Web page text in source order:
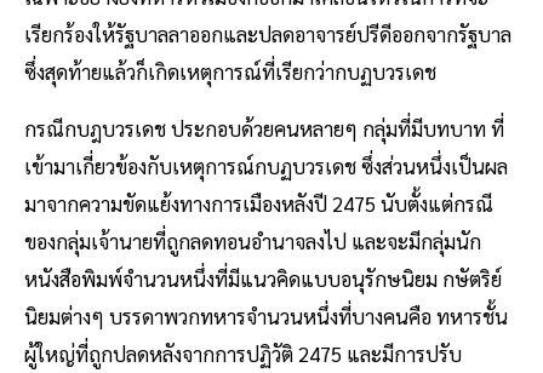
เรียกร้องให้รัฐบาลลาออกและปลดอาจารย์ปรีดีออกจากรัฐบาล
ซึ่งสุดท้ายแล้วก็เกิดเหตุการณ์ที่เรียกว่ากบฏบวรเดช
กรณีกบฎบวรเดช ประกอบด้วยคนหลายๆ กลุ่มที่มีบทบาท ที่
เข้ามาเกี่ยวข้องกับเหตุการณ์กบฏบวรเดช ซึ่งส่วนหนึ่งเป็นผล
มาจากความขัดแย้งทางการเมืองหลังปี 2475 นับตั้งแต่กรณี
ของกลุ่มเจ้านายที่ถูกลดทอนอำนาจลงไป และจะมีกลุ่มนัก
หนังสือพิมพ์จำนวนหนึ่งที่มีแนวคิดแบบอนุรักษนิยม กษัตริย์
นิยมต่างๆ บรรดาพวกทหารจำนวนหนึ่งที่บางคนคือ ทหารชั้น
ผู้ใหญ่ที่ถูกปลดหลังจากการปฏิวัติ 2475 และมีการปรับ